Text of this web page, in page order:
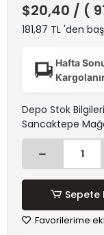
$20,40 / (
181,87 TL 'den
Hafta
Depo Stok
Sancaktepe
Sepete
Favorilerime